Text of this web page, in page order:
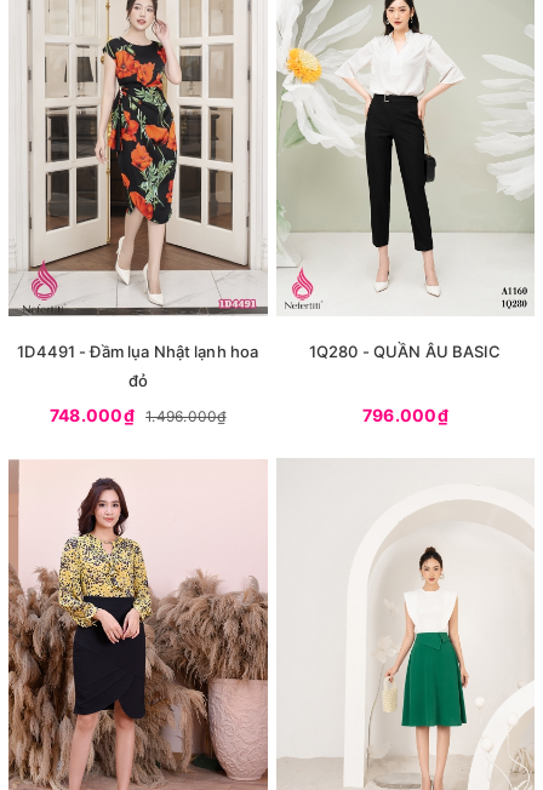
1D4491 - Đầm lụa Nhật lạnh hoa
đỏ
748.000₫ 1.496.000₫
1Q280 - QUẦN ÂU BASIC
796.000₫